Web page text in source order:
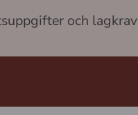
och lagkrav